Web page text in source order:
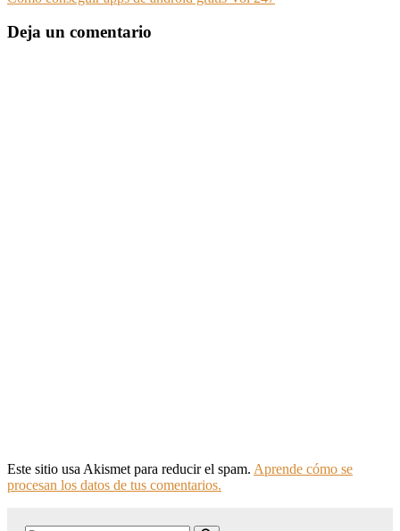
Deja un comentario
Este sitio usa Akismet para reducir el spam. Aprende cómo se
procesan los datos de tus comentarios.